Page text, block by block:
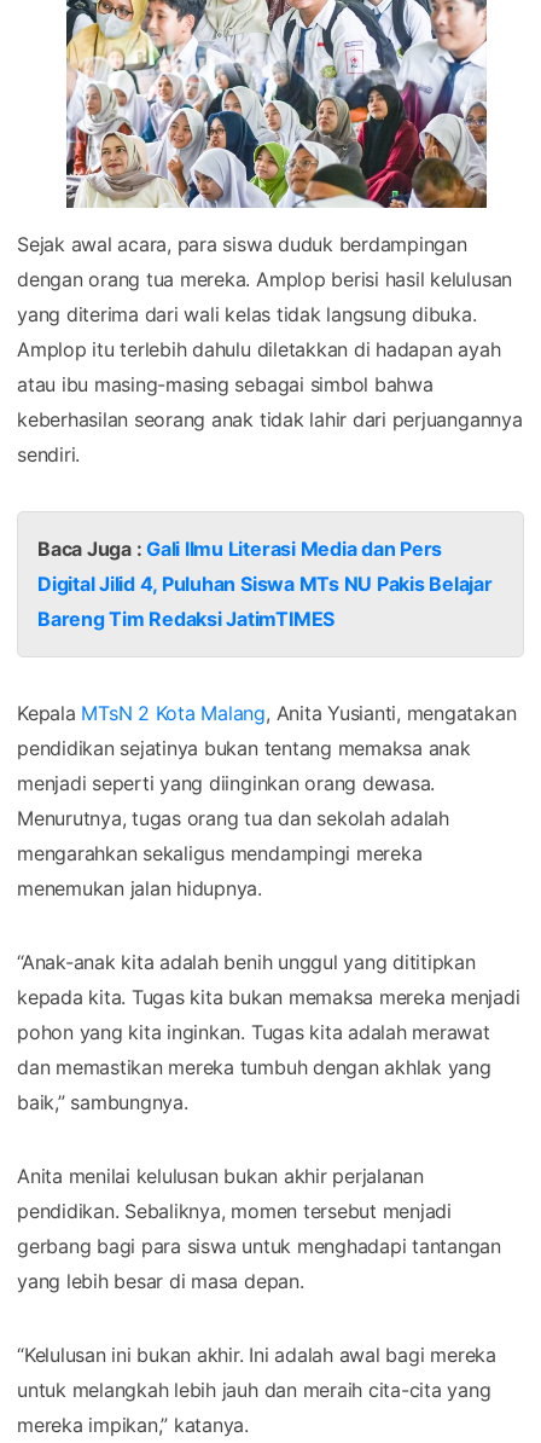
Sejak awal acara, para siswa duduk berdampingan
dengan orang tua mereka. Amplop berisi hasil kelulusan
yang diterima dari wali kelas tidak langsung dibuka.
Amplop itu terlebih dahulu diletakkan di hadapan ayah
atau ibu masing-masing sebagai simbol bahwa
keberhasilan seorang anak tidak lahir dari perjuangannya
sendiri.
Baca Juga :Gali Ilmu Literasi Media dan Pers
Digital Jilid 4, Puluhan Siswa MTs NU Pakis Belajar
Bareng Tim Redaksi JatimTIMES
Kepala MTsN 2 Kota Malang, Anita Yusianti, mengatakan
pendidikan sejatinya bukan tentang memaksa anak
menjadi seperti yang diinginkan orang dewasa.
Menurutnya, tugas orang tua dan sekolah adalah
mengarahkan sekaligus mendampingi mereka
menemukan jalan hidupnya.
“Anak-anak kita adalah benih unggul yang dititipkan
kepada kita. Tugas kita bukan memaksa mereka menjadi
pohon yang kita inginkan. Tugas kita adalah merawat
dan memastikan mereka tumbuh dengan akhlak yang
baik,” sambungnya.
Anita menilai kelulusan bukan akhir perjalanan
pendidikan. Sebaliknya, momen tersebut menjadi
gerbang bagi para siswa untuk menghadapi tantangan
yang lebih besar di masa depan.
“Kelulusan ini bukan akhir. Ini adalah awal bagi mereka
untuk melangkah lebih jauh dan meraih cita-cita yang
mereka impikan,” katanya.